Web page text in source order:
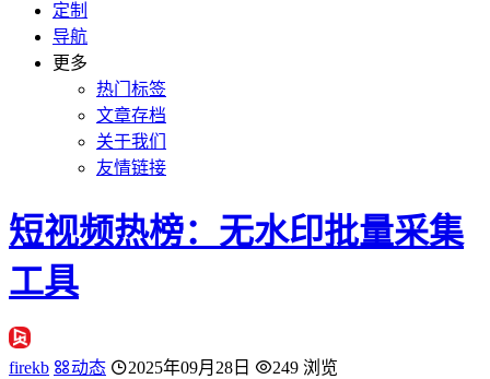
定制
导航
更多
热门标签
文章存档
关于我们
友情链接
短视频热榜：无水印批量采集
工具
firekb 动态 2025年09月28日
249 浏览